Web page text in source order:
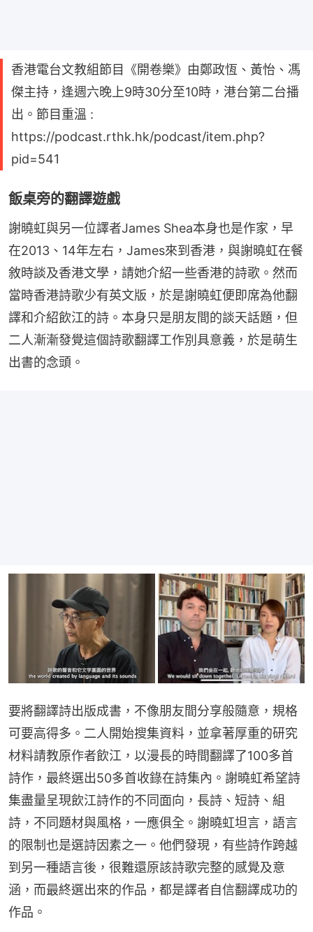
香港電台文教組節目《開卷樂》由鄭政恆、黃怡、馮
傑主持，逢週六晚上9時30分至10時，港台第二台播
出。節目重溫 :
https://podcast.rthk.hk/podcast/item.php?
pid=541
飯桌旁的翻譯遊戲
謝曉虹與另一位譯者James Shea本身也是作家，早
在2013、14年左右，James來到香港，與謝曉虹在餐
敘時談及香港文學，請她介紹一些香港的詩歌。然而
當時香港詩歌少有英文版，於是謝曉虹便即席為他翻
譯和介紹飲江的詩。本身只是朋友間的談天話題，但
二人漸漸發覺這個詩歌翻譯工作別具意義，於是萌生
出書的念頭。
要將翻譯詩出版成書，不像朋友間分享般隨意，規格
可要高得多。二人開始搜集資料，並拿著厚重的研究
材料請教原作者飲江，以漫長的時間翻譯了100多首
詩作，最終選出50多首收錄在詩集內。謝曉虹希望詩
集盡量呈現飲江詩作的不同面向，長詩、短詩、組
詩，不同題材與風格，一應俱全。謝曉虹坦言，語言
的限制也是選詩因素之一。他們發現，有些詩作跨越
到另一種語言後，很難還原該詩歌完整的感覺及意
涵，而最終選出來的作品，都是譯者自信翻譯成功的
作品。